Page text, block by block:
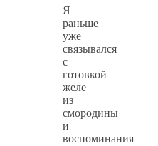
Я
раньше
уже
связывался
с
готовкой
желе
из
смородины
и
воспоминания